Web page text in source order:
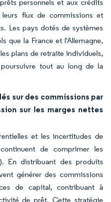
personnels et aux crédits
flux de commissions et
Les pays dotés de systèmes
que la France et l'Allemagne,
plans de retraite individuels,
tout au long de la
sur des commissions par
sur les marges nettes
et les incertitudes de
de comprimer les
En distribuant des produits
générer des commissions
de capital, contribuant à
de prêt. Cette stratégie